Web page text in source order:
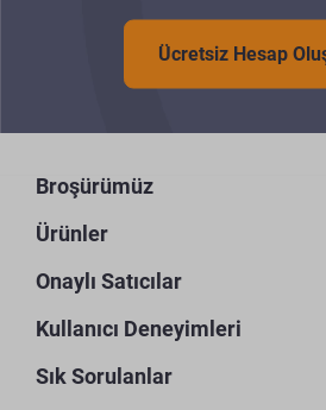
Ücretsiz Hesap
Broşürümüz
Ürünler
Onaylı Satıcılar
Kullanıcı Deneyimleri
Sık Sorulanlar